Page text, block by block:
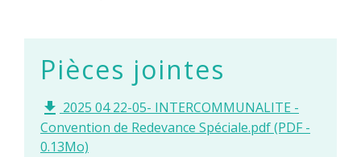
Pièces jointes
file_download 2025 04 22-05- INTERCOMMUNALITE -
Convention de Redevance Spéciale.pdf (PDF -
0.13Mo)